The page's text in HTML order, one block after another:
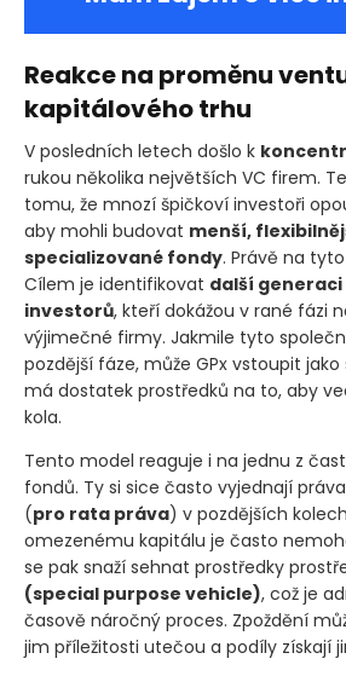
Reakce na proměnu
kapitálového trhu
V posledních letech došlo k
rukou několika největších VC firem.
tomu, že mnozí špičkoví investoři
aby mohli budovat menší,
specializované fondy. Právě na
Cílem je identifikovat další generaci
investorů, kteří dokážou v rané fázi
výjimečné firmy. Jakmile tyto
pozdější fáze, může GPx vstoupit
má dostatek prostředků na to, aby
kola.
Tento model reaguje i na jednu z
fondů. Ty si sice často vyjednají
(pro rata práva) v pozdějších
omezenému kapitálu je často
se pak snaží sehnat prostředky
(special purpose vehicle), což je
časově náročný proces. Zpoždění
jim příležitosti utečou a podíly získají